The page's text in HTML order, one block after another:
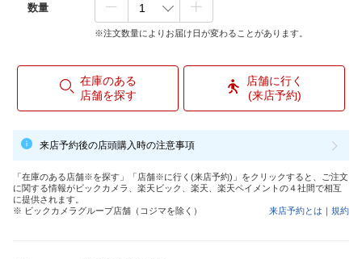
数量
※注文数量によりお届け日が変わることがあります。
在庫のある
店舗を探す
店舗に行く
(来店予約)
来店予約後の店頭購入時の注意事項
「在庫のある店舗※を探す」「店舗※に行く(来店予約)」をクリックすると、ご注文
に関する情報がビックカメラ、楽天ビック、楽天、楽天ペイメントの４社間で相互
に提供されます。
※ ビックカメラグループ店舗（コジマを除く）
来店予約とは ｜ 規約